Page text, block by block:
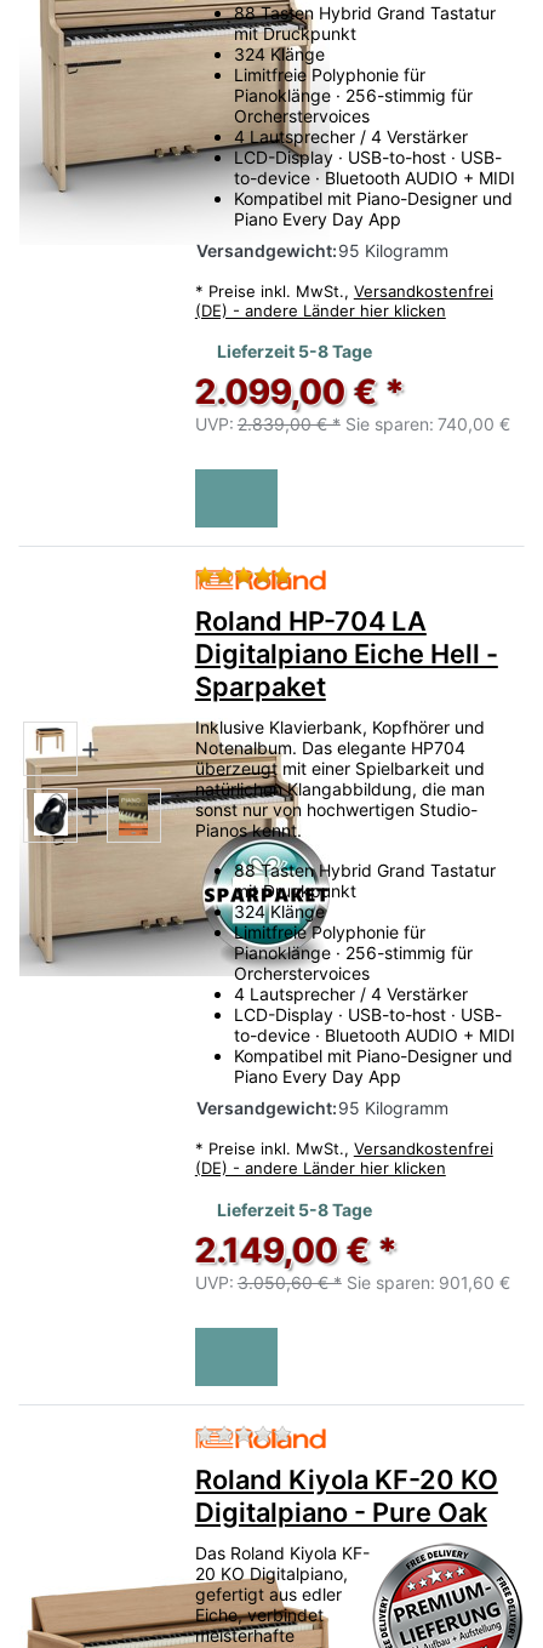
88 Tasten Hybrid Grand Tastatur
mit Druckpunkt
324 Klänge
Limitfreie Polyphonie für
Pianoklänge · 256-stimmig für
Orcherstervoices
4 Lautsprecher / 4 Verstärker
LCD-Display · USB-to-host · USB-
to-device · Bluetooth AUDIO + MIDI
Kompatibel mit Piano-Designer und
Piano Every Day App
Versandgewicht:95 Kilogramm
* Preise inkl. MwSt., Versandkostenfrei
(DE) - andere Länder hier klicken
Lieferzeit 5-8 Tage
2.099,00 € *
UVP: 2.839,00 € * Sie sparen: 740,00 €
Bewertung: 5 von 5
Roland HP-704 LA
Digitalpiano Eiche Hell -
Sparpaket
Inklusive Klavierbank, Kopfhörer und
Notenalbum. Das elegante HP704
überzeugt mit einer Spielbarkeit und
natürlichen Klangabbildung, die man
sonst nur von hochwertigen Studio-
Pianos kennt.
88 Tasten Hybrid Grand Tastatur
mit Druckpunkt
324 Klänge
Limitfreie Polyphonie für
Pianoklänge · 256-stimmig für
Orcherstervoices
4 Lautsprecher / 4 Verstärker
LCD-Display · USB-to-host · USB-
to-device · Bluetooth AUDIO + MIDI
Kompatibel mit Piano-Designer und
Piano Every Day App
Versandgewicht:95 Kilogramm
* Preise inkl. MwSt., Versandkostenfrei
(DE) - andere Länder hier klicken
Lieferzeit 5-8 Tage
2.149,00 € *
UVP: 3.050,60 € * Sie sparen: 901,60 €
Zu diesem Produkt liegen
Roland Kiyola KF-20 KO
Digitalpiano - Pure Oak
Das Roland Kiyola KF-
20 KO Digitalpiano,
gefertigt aus edler
Eiche, verbindet
meisterhafte